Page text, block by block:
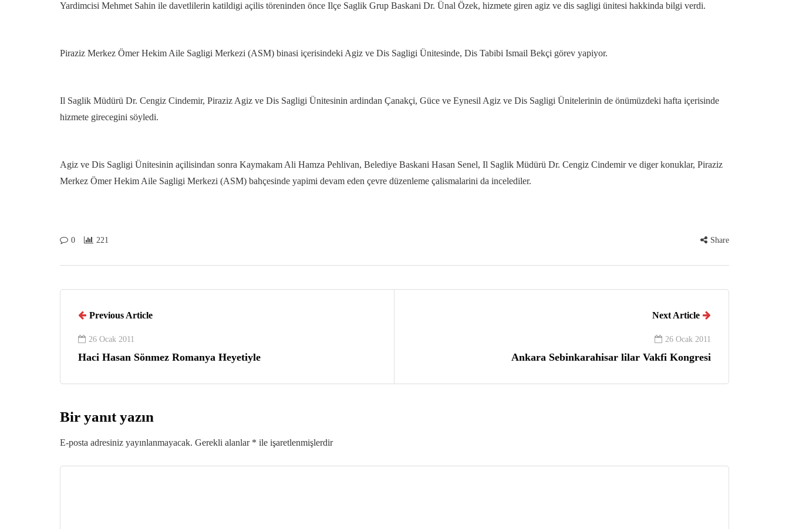
Yardimcisi Mehmet Sahin ile davetlilerin katildigi açilis töreninden önce Ilçe Saglik Grup Baskani Dr. Ünal Özek, hizmete giren agiz ve dis sagligi ünitesi hakkinda bilgi verdi.
Piraziz Merkez Ömer Hekim Aile Sagligi Merkezi (ASM) binasi içerisindeki Agiz ve Dis Sagligi Ünitesinde, Dis Tabibi Ismail Bekçi görev yapiyor.
Il Saglik Müdürü Dr. Cengiz Cindemir, Piraziz Agiz ve Dis Sagligi Ünitesinin ardindan Çanakçi, Güce ve Eynesil Agiz ve Dis Sagligi Ünitelerinin de önümüzdeki hafta içerisinde
hizmete girecegini söyledi.
Agiz ve Dis Sagligi Ünitesinin açilisindan sonra Kaymakam Ali Hamza Pehlivan, Belediye Baskani Hasan Senel, Il Saglik Müdürü Dr. Cengiz Cindemir ve diger konuklar, Piraziz
Merkez Ömer Hekim Aile Sagligi Merkezi (ASM) bahçesinde yapimi devam eden çevre düzenleme çalismalarini da incelediler.
0 221 Share
Previous Article
26 Ocak 2011
Haci Hasan Sönmez Romanya Heyetiyle
Next Article
26 Ocak 2011
Ankara Sebinkarahisar lilar Vakfi Kongresi
Bir yanıt yazın
E-posta adresiniz yayınlanmayacak. Gerekli alanlar * ile işaretlenmişlerdir